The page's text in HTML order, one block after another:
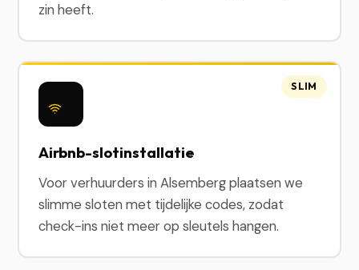
zin heeft.
Airbnb-slotinstallatie
Voor verhuurders in Alsemberg plaatsen we
slimme sloten met tijdelijke codes, zodat
check-ins niet meer op sleutels hangen.
SLIM